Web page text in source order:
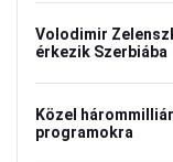
Volodimir
érkezik Szerbiába
Közel
programokra